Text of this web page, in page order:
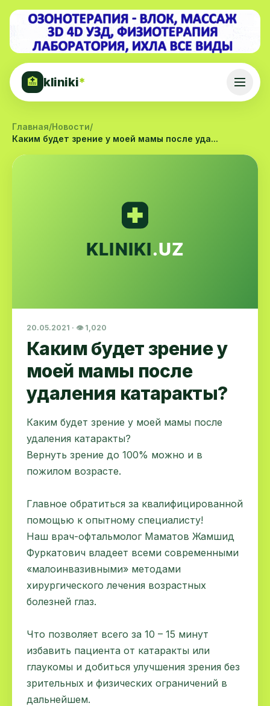
🏥 kliniki*
Главная/Новости/
Каким будет зрение у моей мамы после уда...
20.05.2021 · 👁 1,020
Каким будет зрение у
моей мамы после
удаления катаракты?
Каким будет зрение у моей мамы после
удаления катаракты?
Вернуть зрение до 100% можно и в
пожилом возрасте.
Главное обратиться за квалифицированной
помощью к опытному специалисту!
Наш врач-офтальмолог Маматов Жамшид
Фуркатович владеет всеми современными
«малоинвазивными» методами
хирургического лечения возрастных
болезней глаз.
Что позволяет всего за 10 – 15 минут
избавить пациента от катаракты или
глаукомы и добиться улучшения зрения без
зрительных и физических ограничений в
дальнейшем.